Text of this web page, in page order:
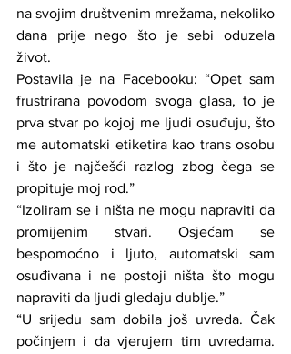
na svojim društvenim mrežama, nekoliko
dana prije nego što je sebi oduzela
život.
Postavila je na Facebooku: “Opet sam
frustrirana povodom svoga glasa, to je
prva stvar po kojoj me ljudi osuđuju, što
me automatski etiketira kao trans osobu
i što je najčešći razlog zbog čega se
propituje moj rod.”
“Izoliram se i ništa ne mogu napraviti da
promijenim stvari. Osjećam se
bespomoćno i ljuto, automatski sam
osuđivana i ne postoji ništa što mogu
napraviti da ljudi gledaju dublje.”
“U srijedu sam dobila još uvreda. Čak
počinjem i da vjerujem tim uvredama.